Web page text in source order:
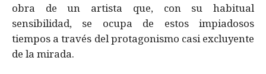
obra de un artista que, con su habitual
sensibilidad, se ocupa de estos impiadosos
tiempos a través del protagonismo casi excluyente
de la mirada.